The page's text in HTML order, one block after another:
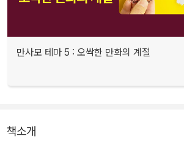
만사모 테마 5 : 오싹한 만화의 계절
책소개